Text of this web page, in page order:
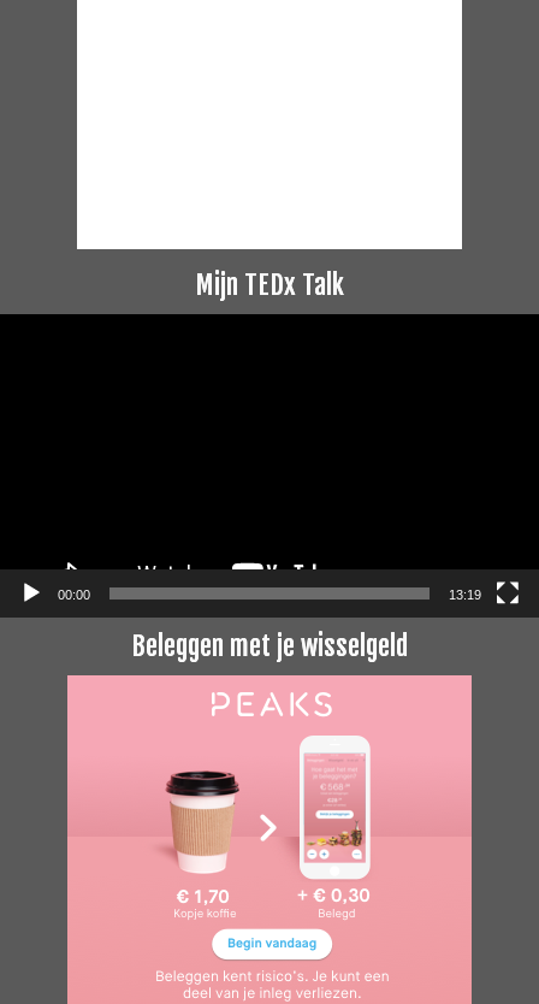
Mijn TEDx Talk
00:00 13:19
Beleggen met je wisselgeld